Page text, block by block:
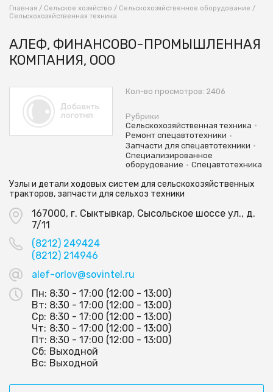
Главная / Сельское хозяйство / Сельскохозяйственное оборудование /
Сельскохозяйственная техника
АЛЕФ, ФИНАНСОВО-ПРОМЫШЛЕННАЯ
КОМПАНИЯ, ООО
Кол-во просмотров: 2406
Рубрики
Сельскохозяйственная техника •
Ремонт спецавтотехники •
Запчасти для спецавтотехники •
Специализированное
оборудование • Спецавтотехника
Узлы и детали ходовых систем для сельскохозяйственных
тракторов, запчасти для сельхоз техники
167000, г. Сыктывкар, Сысольское шоссе ул., д.
7/11
(8212) 249424
(8212) 214946
alef-orlov@sovintel.ru
Пн: 8:30 - 17:00 (12:00 - 13:00)
Вт: 8:30 - 17:00 (12:00 - 13:00)
Ср: 8:30 - 17:00 (12:00 - 13:00)
Чт: 8:30 - 17:00 (12:00 - 13:00)
Пт: 8:30 - 17:00 (12:00 - 13:00)
Сб: Выходной
Вс: Выходной